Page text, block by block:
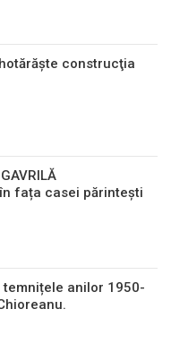
construcţia
fața casei părintești
temnițele anilor 1950-